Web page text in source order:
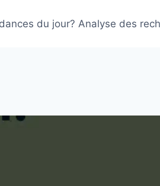
du jour? Analyse des